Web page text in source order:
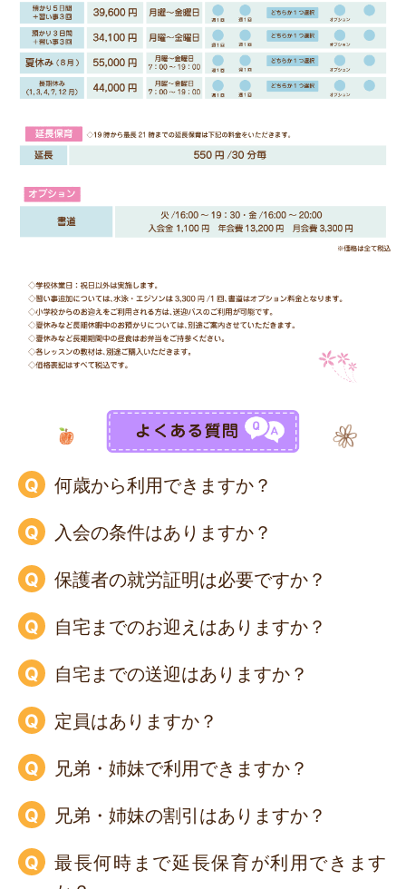
何歳から利用できますか？
入会の条件はありますか？
保護者の就労証明は必要ですか？
自宅までのお迎えはありますか？
自宅までの送迎はありますか？
定員はありますか？
兄弟・姉妹で利用できますか？
兄弟・姉妹の割引はありますか？
最長何時まで延長保育が利用できます